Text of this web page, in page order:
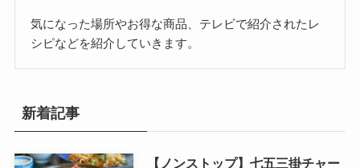
気になった場所やお得な商品、テレビで紹介されたレ
シピなどを紹介していきます。
新着記事
【ノンストップ】七五三掛チャー